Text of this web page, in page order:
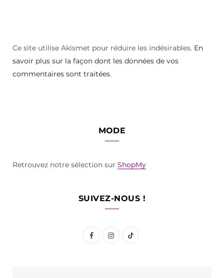
Ce site utilise Akismet pour réduire les indésirables. En
savoir plus sur la façon dont les données de vos
commentaires sont traitées.
MODE
Retrouvez notre sélection sur ShopMy
SUIVEZ-NOUS !
F
I
T